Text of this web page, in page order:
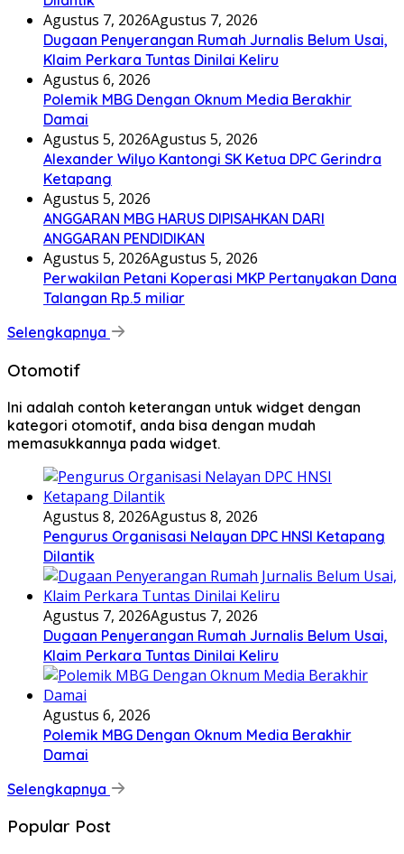
Agustus 7, 2026Agustus 7, 2026
Dugaan Penyerangan Rumah Jurnalis Belum Usai,
Klaim Perkara Tuntas Dinilai Keliru
Agustus 6, 2026
Polemik MBG Dengan Oknum Media Berakhir
Damai
Agustus 5, 2026Agustus 5, 2026
Alexander Wilyo Kantongi SK Ketua DPC Gerindra
Ketapang
Agustus 5, 2026
ANGGARAN MBG HARUS DIPISAHKAN DARI
ANGGARAN PENDIDIKAN
Agustus 5, 2026Agustus 5, 2026
Perwakilan Petani Koperasi MKP Pertanyakan Dana
Talangan Rp.5 miliar
Selengkapnya
Otomotif
Ini adalah contoh keterangan untuk widget dengan
kategori otomotif, anda bisa dengan mudah
memasukkannya pada widget.
Agustus 8, 2026Agustus 8, 2026
Pengurus Organisasi Nelayan DPC HNSI Ketapang
Dilantik
Agustus 7, 2026Agustus 7, 2026
Dugaan Penyerangan Rumah Jurnalis Belum Usai,
Klaim Perkara Tuntas Dinilai Keliru
Agustus 6, 2026
Polemik MBG Dengan Oknum Media Berakhir
Damai
Selengkapnya
Popular Post